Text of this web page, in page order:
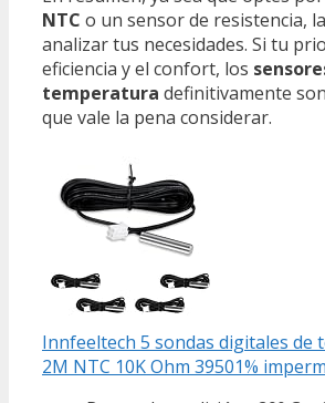
NTC o un sensor de resistencia,
analizar tus necesidades. Si tu
eficiencia y el confort, los
temperatura definitivamente
que vale la pena considerar.
Innfeeltech 5 sondas digitales de
2M NTC 10K Ohm 39501%